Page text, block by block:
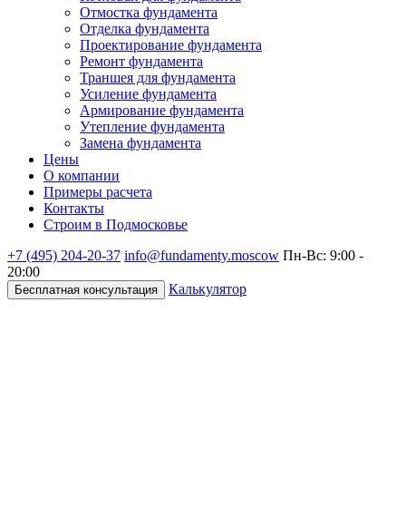
Отмостка фундамента
Отделка фундамента
Проектирование фундамента
Ремонт фундамента
Траншея для фундамента
Усиление фундамента
Армирование фундамента
Утепление фундамента
Замена фундамента
Цены
О компании
Примеры расчета
Контакты
Строим в Подмосковье
+7 (495) 204-20-37 info@fundamenty.moscow Пн-Вс: 9:00 -
20:00
Бесплатная консультация Калькулятор